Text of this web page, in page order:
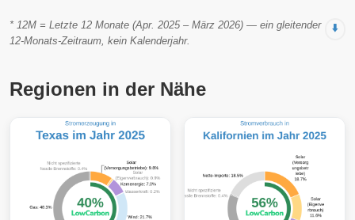
⬇️
* 12M = Letzte 12 Monate (Apr. 2025 – März 2026) — ein gleitender
12-Monats-Zeitraum, kein Kalenderjahr.
Regionen in der Nähe